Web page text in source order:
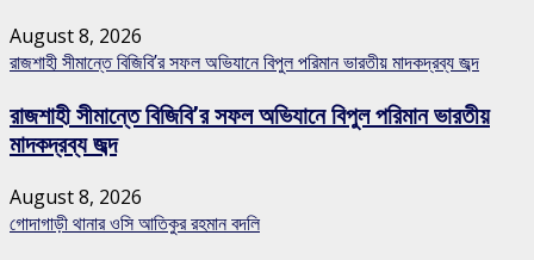
August 8, 2026
রাজশাহী সীমান্তে বিজিবি’র সফল অভিযানে বিপুল পরিমান ভারতীয় মাদকদ্রব্য জব্দ
রাজশাহী সীমান্তে বিজিবি’র সফল অভিযানে বিপুল পরিমান ভারতীয়
মাদকদ্রব্য জব্দ
August 8, 2026
গোদাগাড়ী থানার ওসি আতিকুর রহমান বদলি